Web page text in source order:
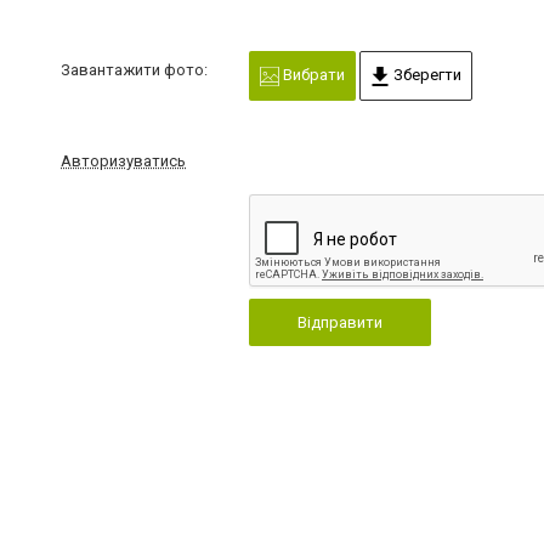
Завантажити фото: Вибрати Зберегти
Авторизуватись
Відправити